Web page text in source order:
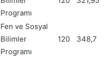
Programı
Fen ve Sosyal
Bilimler
Programı
120 348,7